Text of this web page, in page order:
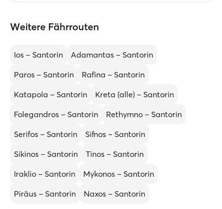
Weitere Fährrouten
Ios – Santorin
Adamantas – Santorin
Paros – Santorin
Rafina – Santorin
Katapola – Santorin
Kreta (alle) – Santorin
Folegandros – Santorin
Rethymno – Santorin
Serifos – Santorin
Sifnos – Santorin
Sikinos – Santorin
Tinos – Santorin
Iraklio – Santorin
Mykonos – Santorin
Piräus – Santorin
Naxos – Santorin